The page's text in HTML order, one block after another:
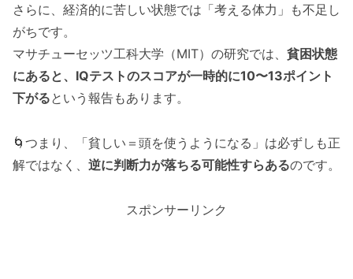
さらに、経済的に苦しい状態では「考える体力」も不足し
がちです。
マサチューセッツ工科大学（MIT）の研究では、 貧困状態
にあると、IQテストのスコアが一時的に10〜13ポイント
下がるという報告もあります。
🌀つまり、「貧しい＝頭を使うようになる」は必ずしも正
解ではなく、 逆に判断力が落ちる可能性すらあるのです。
スポンサーリンク